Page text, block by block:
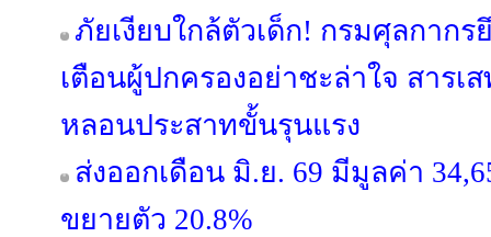
ภัยเงียบใกล้ตัวเด็ก! กรมศุลกากร
เตือนผู้ปกครองอย่าชะล่าใจ สาร
หลอนประสาทขั้นรุนแรง
ส่งออกเดือน มิ.ย. 69 มีมูลค่า
ขยายตัว 20.8%